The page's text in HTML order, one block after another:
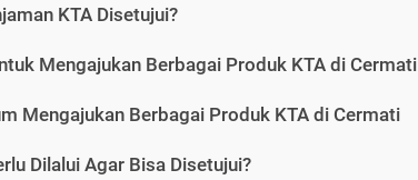
KTA Disetujui?
Mengajukan Berbagai Produk KTA di Cermati
Mengajukan Berbagai Produk KTA di Cermati
Dilalui Agar Bisa Disetujui?